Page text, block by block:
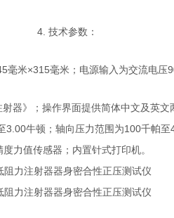
4. 技术参数：
米×315毫米；电源输入为交流电压
器》；操作界面提供简体中文及英
牛顿；轴向压力范围为100千帕
度力值传感器；内置针式打印机。